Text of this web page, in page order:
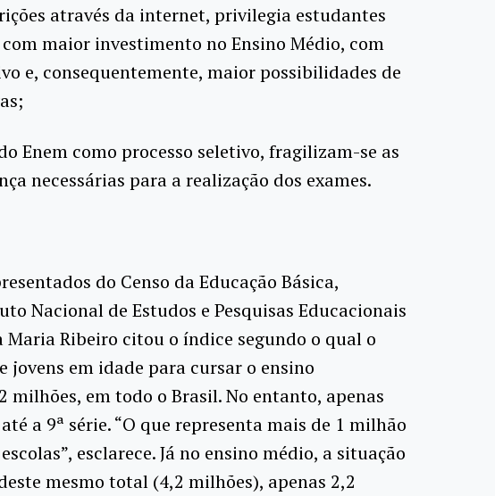
através da internet, privilegia estudantes
maior investimento no Ensino Médio, com
e, consequentemente, maior possibilidades de
Enem como processo seletivo, fragilizam-se as
necessárias para a realização dos exames.
do Censo da Educação Básica,
Nacional de Estudos e Pesquisas Educacionais
Maria Ribeiro citou o índice segundo o qual o
jovens em idade para cursar o ensino
milhões, em todo o Brasil. No entanto, apenas
a 9ª série. “O que representa mais de 1 milhão
esclarece. Já no ensino médio, a situação
mesmo total (4,2 milhões), apenas 2,2